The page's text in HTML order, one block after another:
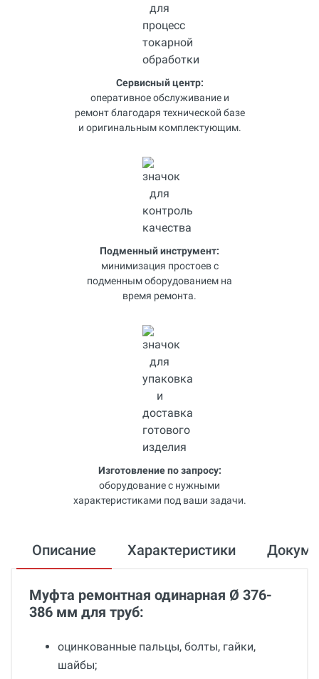
Сервисный центр:
оперативное обслуживание и
ремонт благодаря технической базе
и оригинальным комплектующим.
Подменный инструмент:
минимизация простоев с
подменным оборудованием на
время ремонта.
Изготовление по запросу:
оборудование с нужными
характеристиками под ваши задачи.
Описание Характеристики
Муфта ремонтная одинарная Ø 376-
386 мм для труб:
оцинкованные пальцы, болты, гайки,
шайбы;